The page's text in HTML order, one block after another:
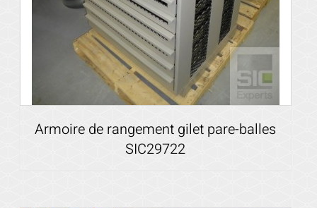
Armoire de rangement gilet pare-balles
SIC29722